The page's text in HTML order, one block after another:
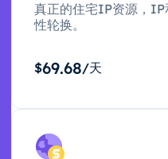
真正的住宅IP资源，IP
性轮换。
$69.68/天